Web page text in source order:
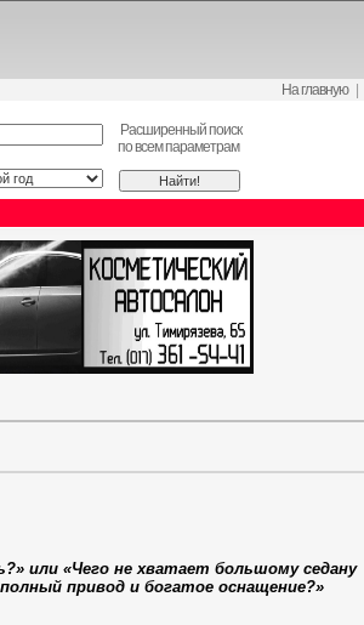
На главную
Расширенный поиск
по всем параметрам
или «Чего не хватает большому седану
привод и богатое оснащение?»